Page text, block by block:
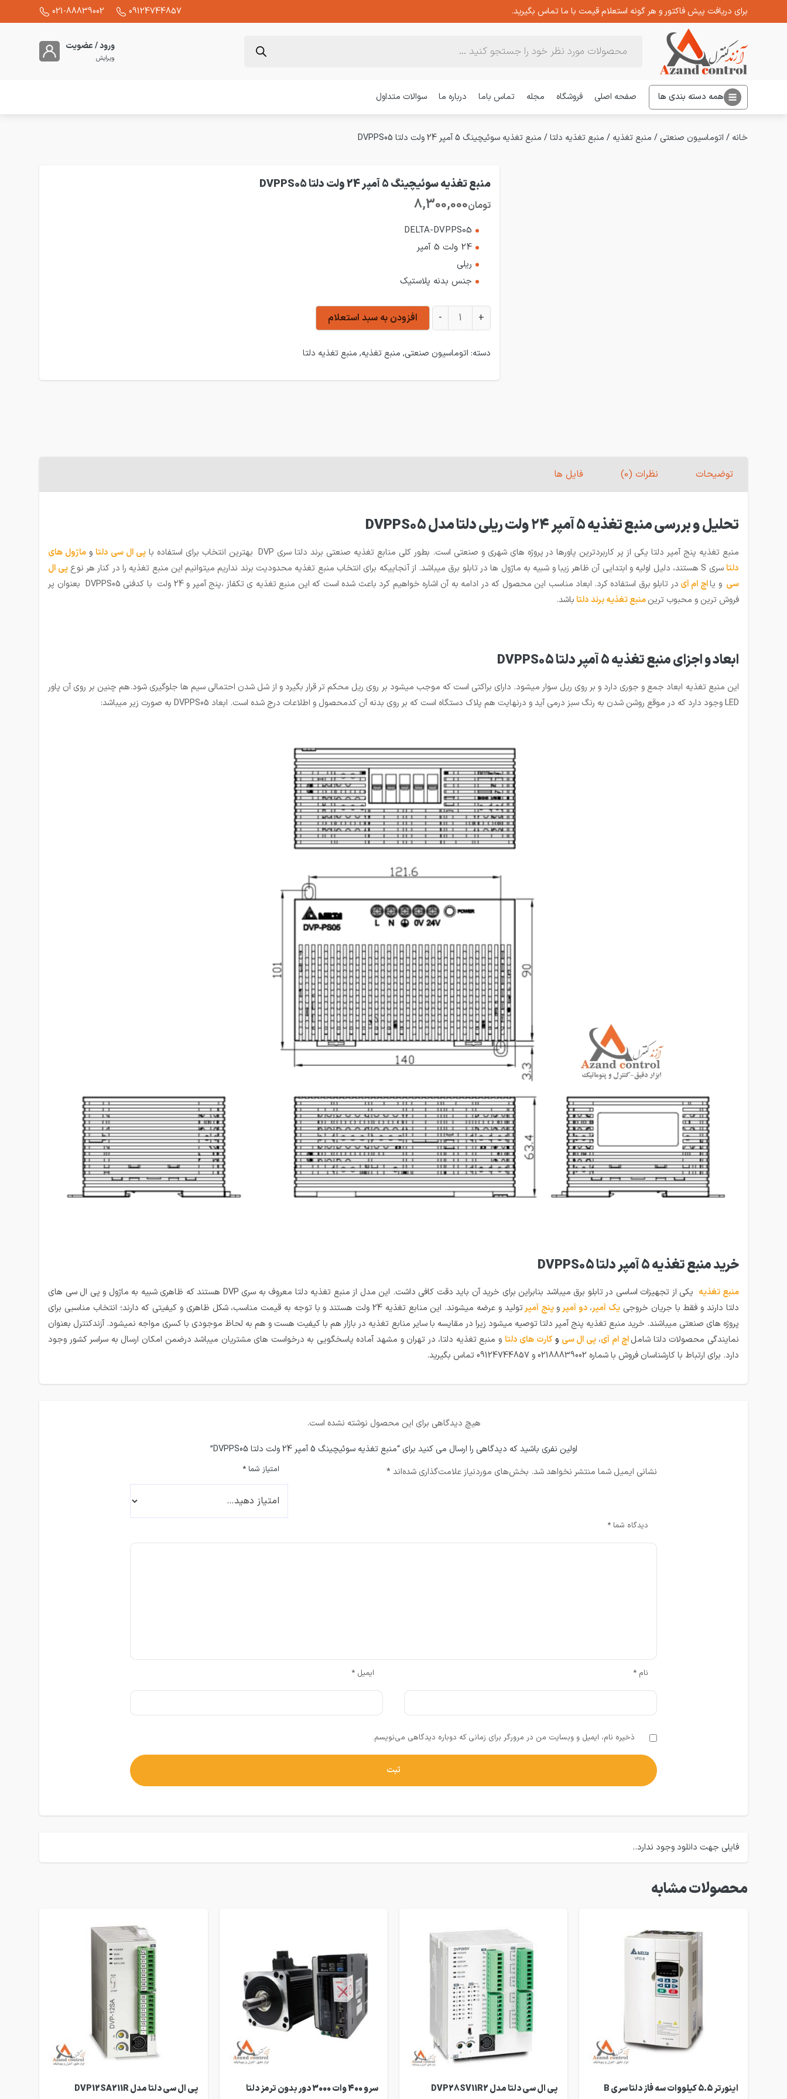
برای دریافت پیش فاکتور و هر گونه استعلام قیمت با ما تماس بگیرید. 09124744857
021-88839002
ورود / عضویت
ویرایش
همه دسته بندی ها صفحه اصلی فروشگاه مجله تماس باما درباره ما سوالات متداول
خانه / اتوماسیون صنعتی / منبع تغذیه / منبع تغذیه دلتا/ منبع تغذیه سوئیچینگ 5 آمپر 24 ولت دلتا DVPPS05
منبع تغذیه سوئیچینگ 5 آمپر 24 ولت دلتا DVPPS05
تومان8,300,000
DELTA-DVPPS05
24 ولت 5 آمپر
ریلی
جنس بدنه پلاستیک
منبع تغذیه سوئیچینگ 5 آمپر 24 ولت دلتا DVPPS05 عدد
+
- افزودن به سبد استعلام
دسته: اتوماسیون صنعتی, منبع تغذیه, منبع تغذیه دلتا
توضیحات نظرات (0) فایل ها
تحلیل و بررسی منبع تغذیه 5 آمپر 24 ولت ریلی دلتا مدل DVPPS05
منبع تغذیه پنج آمپر دلتا یکی از پر کاربردترین پاورها در پروژه های شهری و صنعتی است. بطور کلی منابع تغذیه صنعتی برند دلتا سری DVP بهترین انتخاب برای استفاده با پی ال سی دلتا و ماژول های
دلتاسری S هستند، دلیل اولیه و ابتدایی آن ظاهر زیبا و شبیه به ماژول ها در تابلو برق میباشد. از آنجاییکه برای انتخاب منبع تغذیه محدودیت برند نداریم میتوانیم این منبع تغذیه را در کنار هر نوع
پی ال
سی و یااچ ام آی در تابلو برق استفاده کرد.
ابعاد مناسب این محصول که در ادامه به آن اشاره خواهیم کرد باعث شده است که این منبع تغذیه ی تکفاز ،پنج آمپر و 24 ولت با کدفنی DVPPS05 بعنوان پر
فروش ترین و محبوب ترینمنبع تغذیه برند دلتاباشد.
ابعاد و اجزای منبع تغذیه 5 آمپر دلتا DVPPS05
این منبع تغذیه ابعاد جمع و جوری دارد و بر روی ریل سوار میشود. دارای براکتی است که موجب میشود بر روی ریل محکم تر قرار بگیرد و از شل شدن احتمالی سیم ها جلوگیری شود.هم چنین بر روی آن پاور
LED وجود دارد که در موقع روشن شدن به رنگ سبز درمی آید و درنهایت هم پلاک دستگاه است که بر روی بدنه آن کدمحصول و اطلاعات درج شده است. ابعاد DVPPS05 به صورت زیر میباشد:
خرید منبع تغذیه 5 آمپر دلتا DVPPS05
منبع تغذیه
یکی از تجهیزات اساسی در تابلو برق میباشد بنابراین برای خرید آن باید دقت کافی داشت. این مدل از منبع تغذیه دلتا معروف به سری DVP هستند که ظاهری شبیه به ماژول و پی ال سی های
دلتا دارند و فقط با جریان خروجی یک آمپر، دو آمپرو پنج آمپر
تولید و عرضه میشوند. این منابع تغذیه 24 ولت هستند و با توجه به قیمت مناسب، شکل ظاهری و کیفیتی که دارند؛ انتخاب مناسبی برای
پروژه های صنعتی میباشند. خرید منبع تغذیه پنج آمپر دلتا توصیه میشود زیرا در مقایسه با سایر منابع تغذیه در بازار هم با کیفیت هست و هم به لحاظ موجودی با کسری مواجه نمیشود. آزندکنترل بعنوان
نمایندگی محصولات دلتا شامل اچ ام آی،پی ال سی و کارت های دلتا و منبع تغذیه دلتا، در تهران و مشهد آماده پاسخگویی به درخواست های مشتریان میباشد درضمن امکان ارسال به سراسر کشور وجود
دارد. برای ارتباط با کارشناسان فروش با شماره 02188839002 و 09124744857 تماس بگیرید.
هیچ دیدگاهی برای این محصول نوشته نشده است.
اولین نفری باشید که دیدگاهی را ارسال می کنید برای “منبع تغذیه سوئیچینگ 5 آمپر 24 ولت دلتا DVPPS05”
نشانی ایمیل شما منتشر نخواهد شد. بخش‌های موردنیاز علامت‌گذاری شده‌اند* امتیاز شما *
دیدگاه شما *
نام * ایمیل *
ذخیره نام، ایمیل و وبسایت من در مرورگر برای زمانی که دوباره دیدگاهی می‌نویسم.
فایلی جهت دانلود وجود ندارد..
محصولات مشابه
اینورتر 5.5 کیلووات سه فاز دلتا سری B
پی ال سی دلتا مدل DVP28SV11R2
سرو 400 وات 3000 دور بدون ترمز دلتا
پی ال سی دلتا مدل DVP12SA211R